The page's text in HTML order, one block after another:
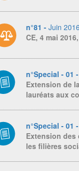
n°81 - Juin 2016
CE, 4 mai
n°Special - 01 -
Extension de
lauréats aux
n°Special - 01 -
Extension
les filières